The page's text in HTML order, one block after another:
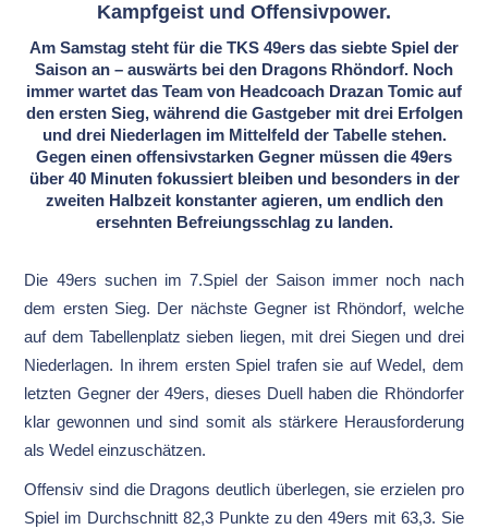
Kampfgeist und Offensivpower.
Am Samstag steht für die TKS 49ers das siebte Spiel der
Saison an – auswärts bei den Dragons Rhöndorf. Noch
immer wartet das Team von Headcoach Drazan Tomic auf
den ersten Sieg, während die Gastgeber mit drei Erfolgen
und drei Niederlagen im Mittelfeld der Tabelle stehen.
Gegen einen offensivstarken Gegner müssen die 49ers
über 40 Minuten fokussiert bleiben und besonders in der
zweiten Halbzeit konstanter agieren, um endlich den
ersehnten Befreiungsschlag zu landen.
Die 49ers suchen im 7.Spiel der Saison immer noch nach
dem ersten Sieg. Der nächste Gegner ist Rhöndorf, welche
auf dem Tabellenplatz sieben liegen, mit drei Siegen und drei
Niederlagen. In ihrem ersten Spiel trafen sie auf Wedel, dem
letzten Gegner der 49ers, dieses Duell haben die Rhöndorfer
klar gewonnen und sind somit als stärkere Herausforderung
als Wedel einzuschätzen.
Offensiv sind die Dragons deutlich überlegen, sie erzielen pro
Spiel im Durchschnitt 82,3 Punkte zu den 49ers mit 63,3. Sie